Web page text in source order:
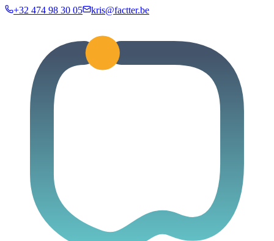
+32 474 98 30 05 kris@factter.be